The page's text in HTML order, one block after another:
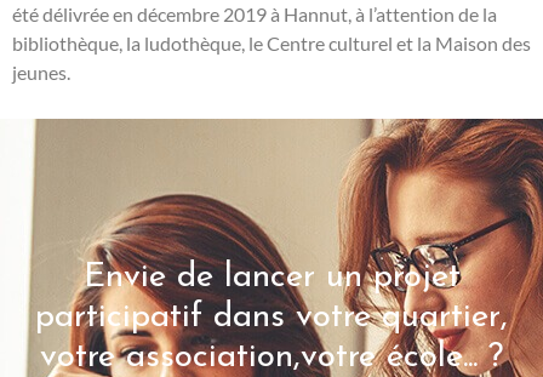
été délivrée en décembre 2019 à Hannut, à l’attention de la
bibliothèque, la ludothèque, le Centre culturel et la Maison des
jeunes
Envie de lancer un projet
participatif dans votre quartier,
votre association,votre école... ?